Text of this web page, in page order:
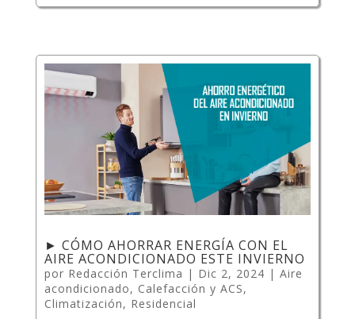
► CÓMO AHORRAR ENERGÍA CON EL
AIRE ACONDICIONADO ESTE INVIERNO
por Redacción Terclima | Dic 2, 2024 | Aire
acondicionado, Calefacción y ACS,
Climatización, Residencial